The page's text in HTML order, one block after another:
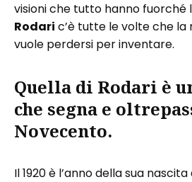
visioni che tutto hanno fuorché
Rodari c’è tutte le volte che
vuole perdersi per inventare.
Quella di Rodari è
che segna e
Novecento.
Il 1920 è l’anno della sua